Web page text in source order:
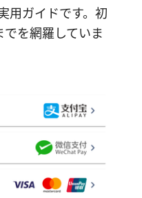
用ガイドです。初
を網羅していま